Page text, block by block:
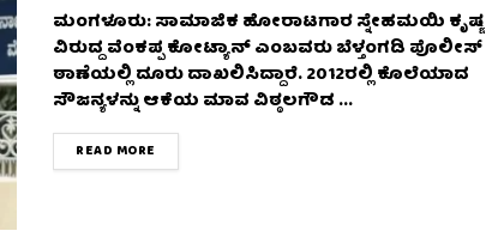
ಮಂಗಳೂರು: ಸಾಮಾಜಿಕ ಹೋರಾಟಗಾರ ಸ್ನೇಹಮಯಿ ಕೃಷ್ಣ
ವಿರುದ್ದ ವೆಂಕಪ್ಪ ಕೋಟ್ಯಾನ್ ಎಂಬವರು ಬೆಳ್ತಂಗಡಿ ಪೊಲೀಸ್
ಠಾಣೆಯಲ್ಲಿ ದೂರು ದಾಖಲಿಸಿದ್ದಾರೆ. 2012ರಲ್ಲಿ ಕೊಲೆಯಾದ
ಸೌಜನ್ಯಳನ್ನು ಆಕೆಯ ಮಾವ ವಿಠ್ಠಲಗೌಡ ...
READ MORE